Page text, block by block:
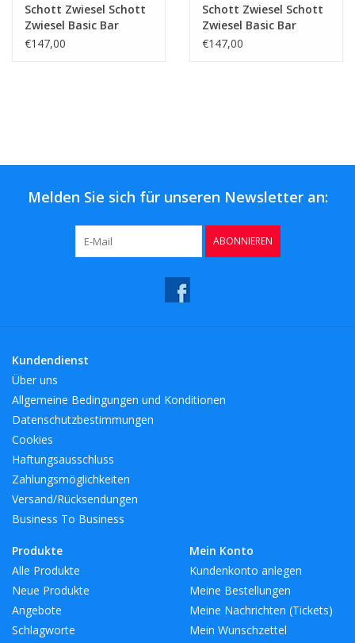
Schott Zwiesel Schott
Zwiesel Basic Bar
Classic Whisky set 1
€147,00
Schott Zwiesel Schott
Zwiesel Basic Bar
Motion Whisky set 1
€147,00
Melden Sie sich für unseren Newsletter an:
ABONNIEREN
Kundendienst
Über uns
Allgemeine Bedingungen und Konditionen
Datenschutzbestimmungen
Cookies
Haftungsausschluss
Zahlungsmöglichkeiten
Versand/Rücksendungen
Business To Business
Produkte
Alle Produkte
Neue Produkte
Angebote
Schlagworte
Mein Konto
Kundenkonto anlegen
Meine Bestellungen
Meine Nachrichten (Tickets)
Mein Wunschzettel